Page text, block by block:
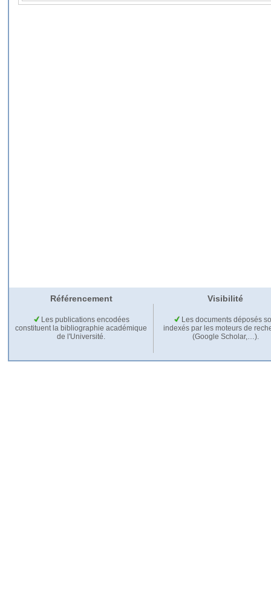
Référencement Visibilité
Les publications encodées
constituent la bibliographie académique
de l'Université.
Les documents déposés
indexés par les moteurs de
(Google Scholar,…).